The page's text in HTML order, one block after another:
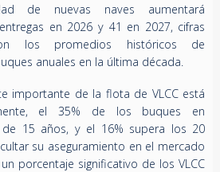
de nuevas naves aumentará
en 2026 y 41 en 2027, cifras
los promedios históricos de
anuales en la última década.
importante de la flota de VLCC está
el 35% de los buques en
15 años, y el 16% supera los 20
su aseguramiento en el mercado
porcentaje significativo de los VLCC